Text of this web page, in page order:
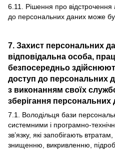
6.11. Рішення про відстрочення
до персональних даних може
7. Захист персональних
відповідальна особа,
безпосередньо
доступ до персональних
з виконанням своїх
зберігання персональних
7.1. Володільця бази
системними і програмно-
зв’язку, які запобігають
знищенню, викривленню,